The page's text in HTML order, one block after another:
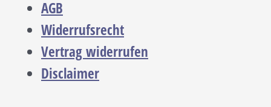
AGB
Widerrufsrecht
Vertrag widerrufen
Disclaimer